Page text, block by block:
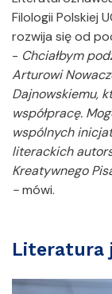
Filologii Polskiej
rozwija się od
- Chciałbym
Arturowi
Dajnowskiemu,
współpracę.
wspólnych
literackich
Kreatywnego
-mówi.